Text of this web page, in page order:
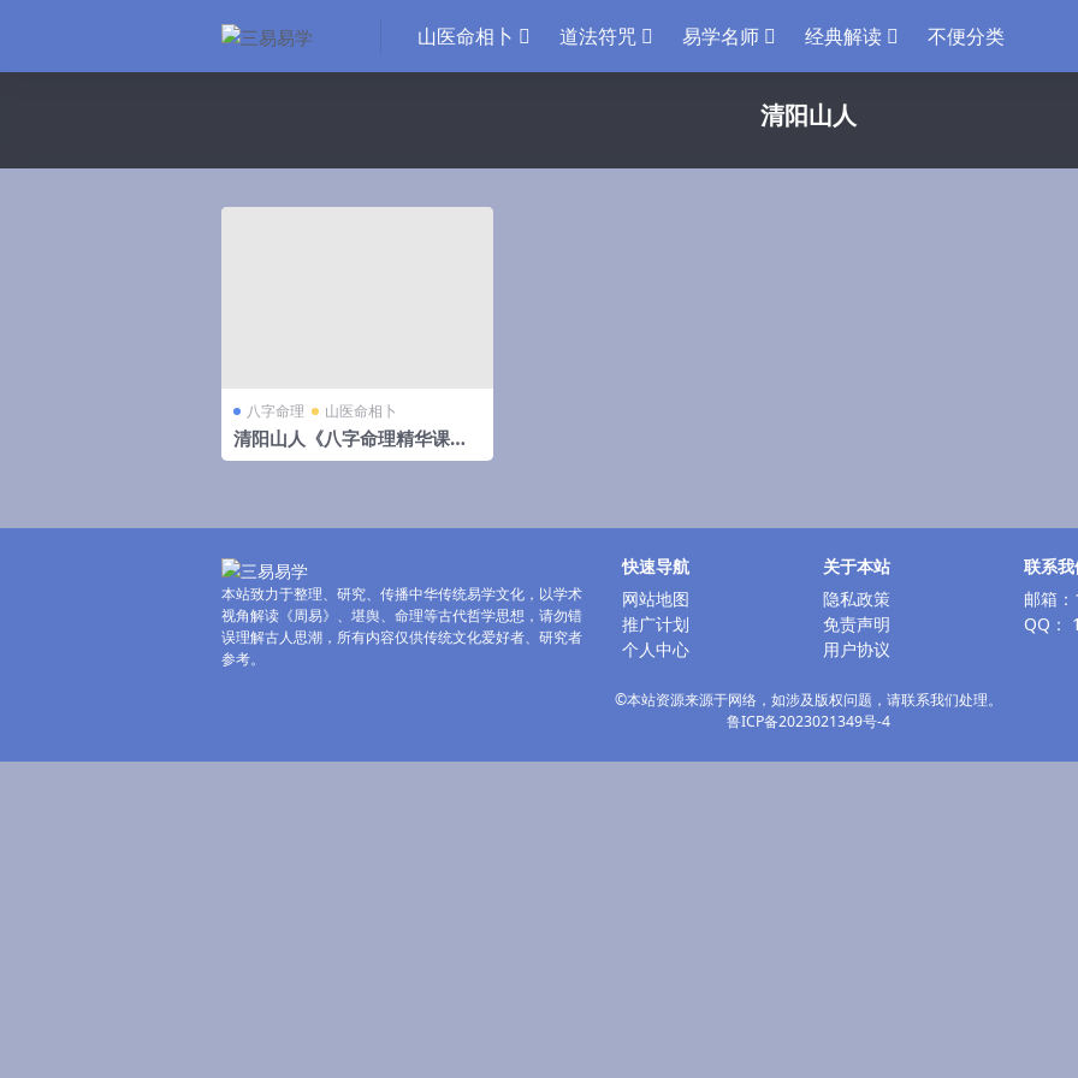
山医命相卜 道法符咒 易学名师 经典解读 不便分类
清阳山人
八字命理 山医命相卜
清阳山人《八字命理精华课》4
0集
本站致力于整理、研究、传播中华传统易学文化，以学术
视角解读《周易》、堪舆、命理等古代哲学思想，请勿错
误理解古人思潮，所有内容仅供传统文化爱好者、研究者
参考。
快速导航
网站地图
推广计划
个人中心
关于本站
隐私政策
免责声明
用户协议
联系我
邮箱
QQ：
©本站资源来源于网络，如涉及版权问题，请联系我们处理。
鲁ICP备2023021349号-4